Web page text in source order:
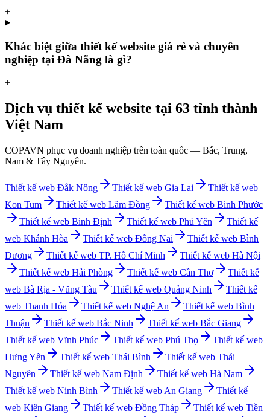
+
Khác biệt giữa thiết kế website giá rẻ và chuyên
nghiệp tại Đà Nẵng là gì?
+
Dịch vụ thiết kế website tại 63 tỉnh thành
Việt Nam
COPAVN phục vụ doanh nghiệp trên toàn quốc — Bắc, Trung,
Nam & Tây Nguyên.
Thiết kế web Đắk Nông Thiết kế web Gia Lai
Thiết kế web
Kon Tum
Thiết kế web Lâm Đồng Thiết kế web Bình Phước
Thiết kế web Bình Định Thiết kế web Phú Yên
Thiết kế
web Khánh Hòa Thiết kế web Đồng Nai Thiết kế web Bình
Dương
Thiết kế web TP. Hồ Chí Minh Thiết kế web Hà Nội
Thiết kế web Hải Phòng Thiết kế web Cần Thơ
Thiết kế
web Bà Rịa - Vũng Tàu Thiết kế web Quảng Ninh
Thiết kế
web Thanh Hóa Thiết kế web Nghệ An Thiết kế web Bình
Thuận
Thiết kế web Bắc Ninh Thiết kế web Bắc Giang
Thiết kế web Vĩnh Phúc Thiết kế web Phú Thọ
Thiết kế web
Hưng Yên
Thiết kế web Thái Bình Thiết kế web Thái
Nguyên
Thiết kế web Nam Định Thiết kế web Hà Nam
Thiết kế web Ninh Bình Thiết kế web An Giang
Thiết kế
web Kiên Giang Thiết kế web Đồng Tháp Thiết kế web Tiền